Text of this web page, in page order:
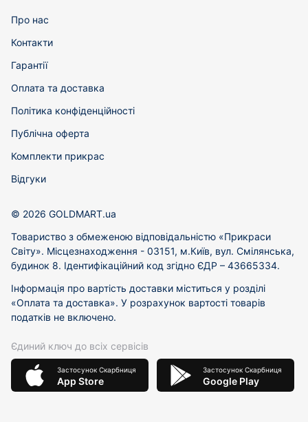
Про нас
Контакти
Гарантії
Оплата та доставка
Політика конфіденційності
Публічна оферта
Комплекти прикрас
Відгуки
© 2026 GOLDMART.ua
Товариство з обмеженою відповідальністю «Прикраси
Світу». Місцезнаходження - 03151, м.Київ, вул. Смілянська,
будинок 8. Ідентифікаційний код згідно ЄДР – 43665334.
Інформація про вартість доставки міститься у розділі
«Оплата та доставка». У розрахунок вартості товарів
податків не включено.
Єдиний ключ до всіх сервісів
Застосунок Скарбниця
App Store
Застосунок Скарбниця
Google Play